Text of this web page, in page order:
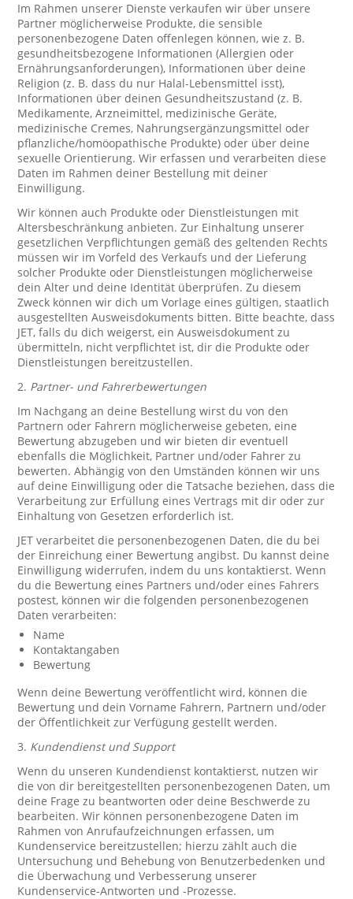
Im Rahmen unserer Dienste verkaufen wir über unsere
Partner möglicherweise Produkte, die sensible
personenbezogene Daten offenlegen können, wie z. B.
gesundheitsbezogene Informationen (Allergien oder
Ernährungsanforderungen), Informationen über deine
Religion (z. B. dass du nur Halal-Lebensmittel isst),
Informationen über deinen Gesundheitszustand (z. B.
Medikamente, Arzneimittel, medizinische Geräte,
medizinische Cremes, Nahrungsergänzungsmittel oder
pflanzliche/homöopathische Produkte) oder über deine
sexuelle Orientierung. Wir erfassen und verarbeiten diese
Daten im Rahmen deiner Bestellung mit deiner
Einwilligung.
Wir können auch Produkte oder Dienstleistungen mit
Altersbeschränkung anbieten. Zur Einhaltung unserer
gesetzlichen Verpflichtungen gemäß des geltenden Rechts
müssen wir im Vorfeld des Verkaufs und der Lieferung
solcher Produkte oder Dienstleistungen möglicherweise
dein Alter und deine Identität überprüfen. Zu diesem
Zweck können wir dich um Vorlage eines gültigen, staatlich
ausgestellten Ausweisdokuments bitten. Bitte beachte, dass
JET, falls du dich weigerst, ein Ausweisdokument zu
übermitteln, nicht verpflichtet ist, dir die Produkte oder
Dienstleistungen bereitzustellen.
2. Partner- und Fahrerbewertungen
Im Nachgang an deine Bestellung wirst du von den
Partnern oder Fahrern möglicherweise gebeten, eine
Bewertung abzugeben und wir bieten dir eventuell
ebenfalls die Möglichkeit, Partner und/oder Fahrer zu
bewerten. Abhängig von den Umständen können wir uns
auf deine Einwilligung oder die Tatsache beziehen, dass die
Verarbeitung zur Erfüllung eines Vertrags mit dir oder zur
Einhaltung von Gesetzen erforderlich ist.
JET verarbeitet die personenbezogenen Daten, die du bei
der Einreichung einer Bewertung angibst. Du kannst deine
Einwilligung widerrufen, indem du uns kontaktierst. Wenn
du die Bewertung eines Partners und/oder eines Fahrers
postest, können wir die folgenden personenbezogenen
Daten verarbeiten:
Name
Kontaktangaben
Bewertung
Wenn deine Bewertung veröffentlicht wird, können die
Bewertung und dein Vorname Fahrern, Partnern und/oder
der Öffentlichkeit zur Verfügung gestellt werden.
3. Kundendienst und Support
Wenn du unseren Kundendienst kontaktierst, nutzen wir
die von dir bereitgestellten personenbezogenen Daten, um
deine Frage zu beantworten oder deine Beschwerde zu
bearbeiten. Wir können personenbezogene Daten im
Rahmen von Anrufaufzeichnungen erfassen, um
Kundenservice bereitzustellen; hierzu zählt auch die
Untersuchung und Behebung von Benutzerbedenken und
die Überwachung und Verbesserung unserer
Kundenservice-Antworten und -Prozesse.